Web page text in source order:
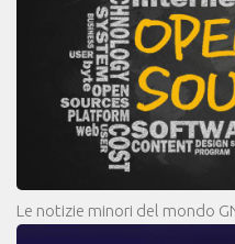
Le notizie minori del mondo